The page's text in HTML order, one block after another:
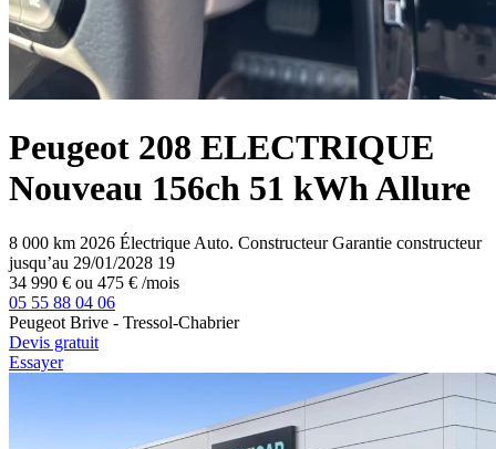
Peugeot 208 ELECTRIQUE
Nouveau 156ch 51 kWh Allure
8 000 km 2026 Électrique Auto. Constructeur Garantie constructeur
jusqu’au 29/01/2028 19
34 990 € ou 475 € /mois
05 55 88 04 06
Peugeot Brive - Tressol-Chabrier
Devis gratuit
Essayer